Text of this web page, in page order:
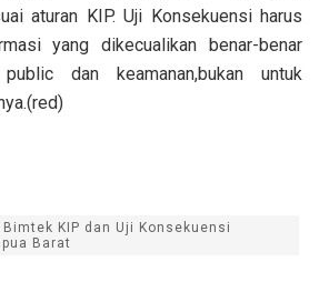
aturan KIP. Uji Konsekuensi harus
yang dikecualikan benar-benar
dan keamanan,bukan untuk
KIP dan Uji Konsekuensi
Barat